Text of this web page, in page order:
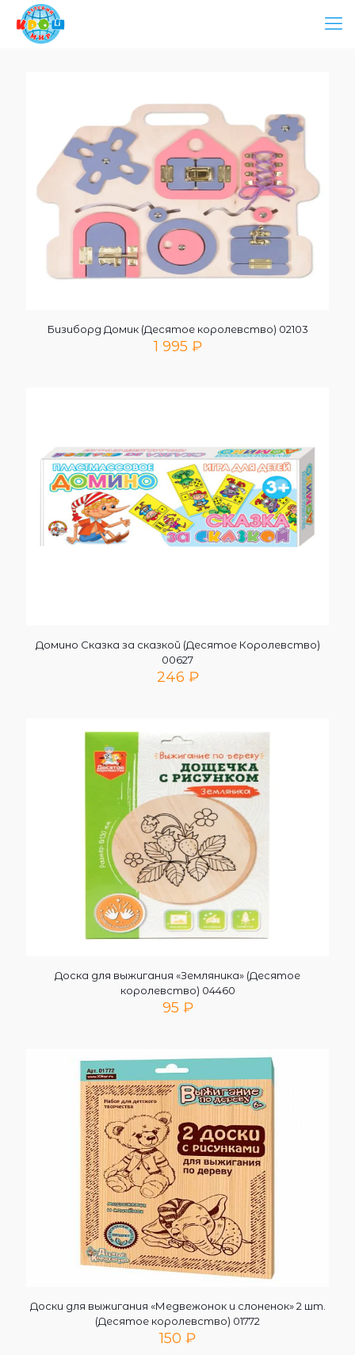
Бизиборд Домик (Десятое королевство) 02103
1 995 ₽
Домино Сказка за сказкой (Десятое Королевство)
00627
246 ₽
Доска для выжигания «Земляника» (Десятое
королевство) 04460
95 ₽
Доски для выжигания «Медвежонок и слоненок» 2 шт.
(Десятое королевство) 01772
150 ₽